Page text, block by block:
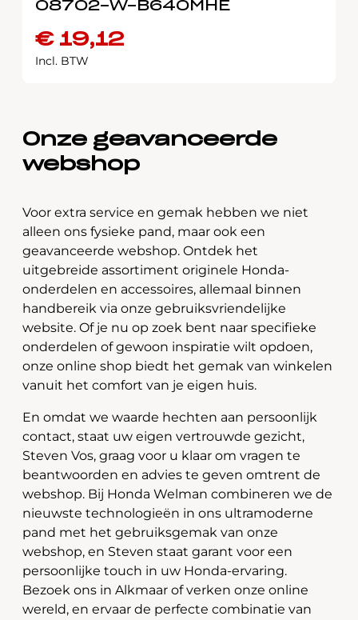
08702-W-B640MHE
€19,12
Incl. BTW
Onze geavanceerde
webshop
Voor extra service en gemak hebben we niet
alleen ons fysieke pand, maar ook een
geavanceerde webshop. Ontdek het
uitgebreide assortiment originele Honda-
onderdelen en accessoires, allemaal binnen
handbereik via onze gebruiksvriendelijke
website. Of je nu op zoek bent naar specifieke
onderdelen of gewoon inspiratie wilt opdoen,
onze online shop biedt het gemak van winkelen
vanuit het comfort van je eigen huis.
En omdat we waarde hechten aan persoonlijk
contact, staat uw eigen vertrouwde gezicht,
Steven Vos, graag voor u klaar om vragen te
beantwoorden en advies te geven omtrent de
webshop. Bij Honda Welman combineren we de
nieuwste technologieën in ons ultramoderne
pand met het gebruiksgemak van onze
webshop, en Steven staat garant voor een
persoonlijke touch in uw Honda-ervaring.
Bezoek ons in Alkmaar of verken onze online
wereld, en ervaar de perfecte combinatie van